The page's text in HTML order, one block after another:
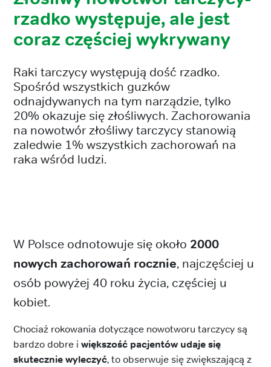
rzadko występuje, ale jest
coraz częściej wykrywany
Raki tarczycy występują dość rzadko.
Spośród wszystkich guzków
odnajdywanych na tym narządzie, tylko
20% okazuje się złośliwych. Zachorowania
na nowotwór złośliwy tarczycy stanowią
zaledwie 1% wszystkich zachorowań na
raka wśród ludzi.
W Polsce odnotowuje się około 2000
nowych zachorowań rocznie, najczęściej u
osób powyżej 40 roku życia, częściej u
kobiet.
Chociaż rokowania dotyczące nowotworu tarczycy są
bardzo dobre i większość pacjentów udaje się
skutecznie wyleczyć, to obserwuje się zwiększającą z